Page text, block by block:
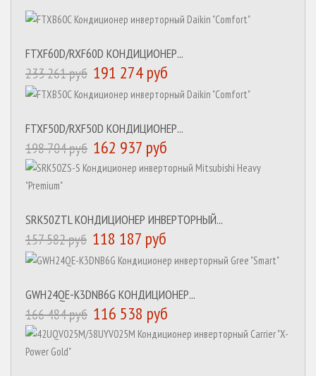
FTXF60D/RXF60D КОНДИЦИОНЕР...
233 261 руб 191 274 руб
FTXF50D/RXF50D КОНДИЦИОНЕР...
198 704 руб 162 937 руб
SRK50ZTL КОНДИЦИОНЕР ИНВЕРТОРНЫЙ...
157 582 руб 118 187 руб
GWH24QE-K3DNB6G КОНДИЦИОНЕР...
166 484 руб 116 538 руб